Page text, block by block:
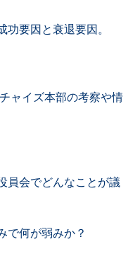
要因と衰退要因。
ャイズ本部の考察や情
員会でどんなことが議
で何が弱みか？